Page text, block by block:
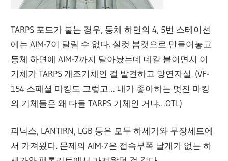
TARPS 포드가 붙는 경우, 동체 하면의 4, 5번 스테이션
에는 AIM-7이 달릴 수 없다. 실컷 봄캣으로 만들어놓고
동체 하면에 AIM-7까지 달아놨는데 데칼 붙이면서 이
기체가 TARPS 개조기체인 걸 발견하고 망연자실. (VF-
154 스페셜 마킹도 그렇고… 내가 좋아하는 멋진 마킹
의 기체들은 왜 다들 TARPS 기체인 거냐…OTL)
피닉스, LANTIRN, LGB 등은 모두 하세가와 무장세트에
서 가져왔다. 문제의 AIM-7은 접속부쪽 날개가 없는 하